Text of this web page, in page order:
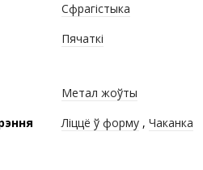
Сфрагістыка
Пячаткі
Метал жоўты
Ліццё ў форму , Чаканка